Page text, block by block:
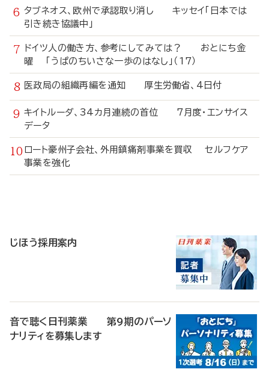
タブネオス、欧州で承認取り消し キッセイ「日本では
引き続き協議中」
ドイツ人の働き方、参考にしてみては？ おとにち金
曜 「うぱのちいさな一歩のはなし」（17）
医政局の組織再編を通知 厚生労働省、4日付
キイトルーダ、34カ月連続の首位 7月度・エンサイス
データ
ロート豪州子会社、外用鎮痛剤事業を買収 セルフケア
事業を強化
じほう採用案内
音で聴く日刊薬業 第9期のパーソ
ナリティを募集します